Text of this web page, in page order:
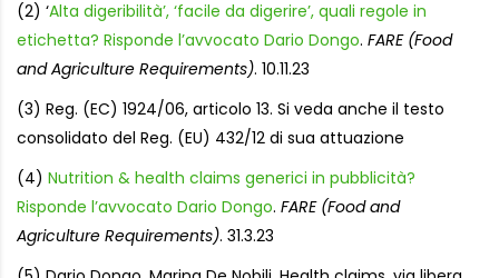
(2) ‘Alta digeribilità’, ‘facile da digerire’, quali regole in
etichetta? Risponde l’avvocato Dario Dongo. FARE (Food
and Agriculture Requirements). 10.11.23
(3) Reg. (EC) 1924/06, articolo 13. Si veda anche il testo
consolidato del Reg. (EU) 432/12 di sua attuazione
(4) Nutrition & health claims generici in pubblicità?
Risponde l’avvocato Dario Dongo. FARE (Food and
Agriculture Requirements). 31.3.23